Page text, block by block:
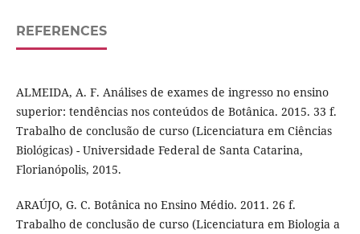
REFERENCES
ALMEIDA, A. F. Análises de exames de ingresso no ensino
superior: tendências nos conteúdos de Botânica. 2015. 33 f.
Trabalho de conclusão de curso (Licenciatura em Ciências
Biológicas) - Universidade Federal de Santa Catarina,
Florianópolis, 2015.
ARAÚJO, G. C. Botânica no Ensino Médio. 2011. 26 f.
Trabalho de conclusão de curso (Licenciatura em Biologia a